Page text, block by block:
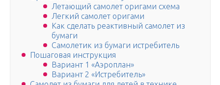
Летающий самолет оригами схема
Легкий самолет оригами
Как сделать реактивный самолет из
бумаги
Самолетик из бумаги истребитель
Пошаговая инструкция
Вариант 1 «Аэроплан»
Вариант 2 «Истребитель»